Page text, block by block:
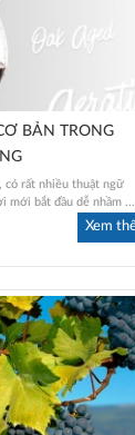
BẢN TRONG
rất nhiều thuật ngữ
mới bắt đầu dễ nhầm ...
Xem